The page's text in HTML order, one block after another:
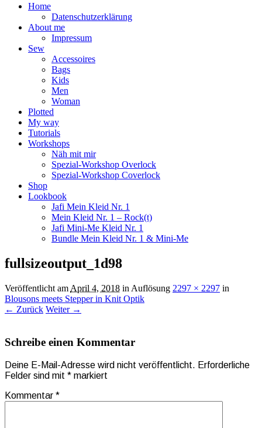
Home
Datenschutzerklärung
About me
Impressum
Sew
Accessoires
Bags
Kids
Men
Woman
Plotted
My way
Tutorials
Workshops
Näh mit mir
Spezial-Workshop Overlock
Spezial-Workshop Coverlock
Shop
Lookbook
Jafi Mein Kleid Nr. 1
Mein Kleid Nr. 1 – Rock(t)
Jafi Mini-Me Kleid Nr. 1
Bundle Mein Kleid Nr. 1 & Mini-Me
fullsizeoutput_1d98
Veröffentlicht am April 4, 2018 in Auflösung 2297 × 2297 in
Blousons meets Stepper in Knit Optik
← Zurück Weiter →
Schreibe einen Kommentar
Deine E-Mail-Adresse wird nicht veröffentlicht. Erforderliche
Felder sind mit * markiert
Kommentar *